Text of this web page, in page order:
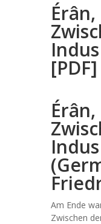
[PDF]
Am Ende
Zwischen